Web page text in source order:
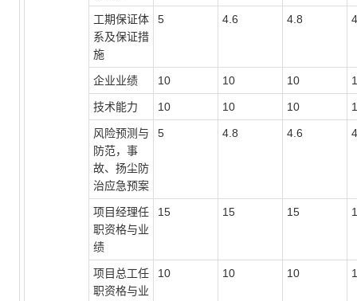
工期保证体
系及保证措
施
5 4.6 4.8
企业业绩 10 10 10
技术能力 10 10 10
风险预测与
防范，事
故、扬尘防
治应急预案
5 4.8 4.6
项目经理任
职资格与业
绩
15 15 15
项目总工任
职资格与业
10 10 10